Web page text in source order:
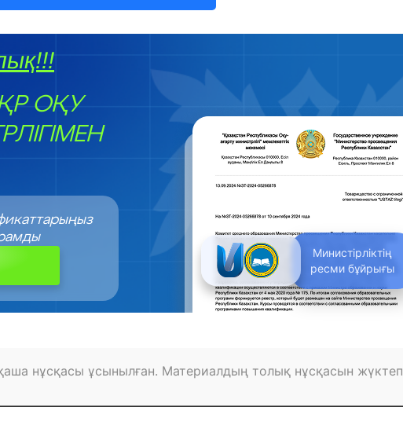
ОҚУ
Министірліктің
ресми бұйрығы
нұсқасы ұсынылған. Материалдың толық нұсқасын жүктеп